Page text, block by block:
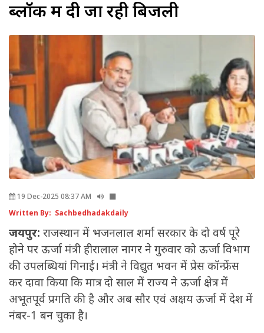
ब्लॉक में दी जा रही बिजली
19 Dec-2025 08:37 AM
Written By: Sachbedhadakdaily
जयपुर: राजस्थान में भजनलाल शर्मा सरकार के दो वर्ष पूरे
होने पर ऊर्जा मंत्री हीरालाल नागर ने गुरुवार को ऊर्जा विभाग
की उपलब्धियां गिनाई। मंत्री ने विद्युत भवन में प्रेस कॉन्फ्रेंस
कर दावा किया कि मात्र दो साल में राज्य ने ऊर्जा क्षेत्र में
अभूतपूर्व प्रगति की है और अब सौर एवं अक्षय ऊर्जा में देश में
नंबर-1 बन चुका है।